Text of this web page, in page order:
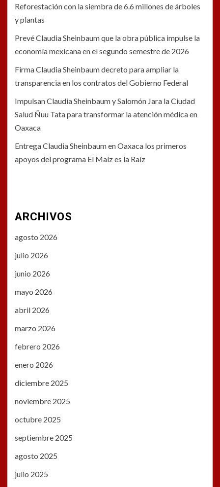
Reforestación con la siembra de 6.6 millones de árboles
y plantas
Prevé Claudia Sheinbaum que la obra pública impulse la
economía mexicana en el segundo semestre de 2026
Firma Claudia Sheinbaum decreto para ampliar la
transparencia en los contratos del Gobierno Federal
Impulsan Claudia Sheinbaum y Salomón Jara la Ciudad
Salud Ñuu Tata para transformar la atención médica en
Oaxaca
Entrega Claudia Sheinbaum en Oaxaca los primeros
apoyos del programa El Maíz es la Raíz
ARCHIVOS
agosto 2026
julio 2026
junio 2026
mayo 2026
abril 2026
marzo 2026
febrero 2026
enero 2026
diciembre 2025
noviembre 2025
octubre 2025
septiembre 2025
agosto 2025
julio 2025